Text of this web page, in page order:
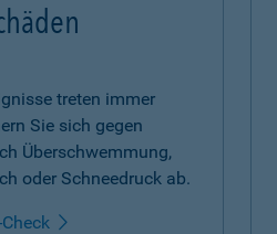
treten immer
Sie sich gegen
Überschwemmung,
oder Schneedruck ab.